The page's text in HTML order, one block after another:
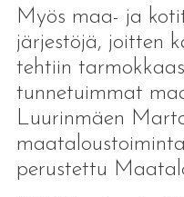
Myös maa- ja
järjestöjä, joitten
tehtiin
tunnetuimmat
Luurinmäen
perustettu